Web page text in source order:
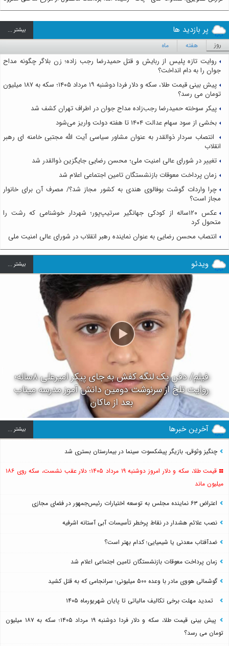
پر بازدید ها بيشتر ...
روز هفته ماه
روایت تازه پلیس از ربایش و قتل حمیدرضا رجب زاده؛ زن بلاگر چگونه مداح
جوان را به دام انداخت؟
پیش بینی قیمت طلا، سکه و دلار فردا دوشنبه ۱۹ مرداد ۱۴۰۵؛ سکه به ۱۸۷ میلیون
تومان می رسد؟
پیکر سوخته حمیدرضا رجب‌زاده مداح جوان در اطراف تهران کشف شد
بخشی از سود سهام عدالت ۱۴۰۴ تا هفته دولت واریز می‌شود
انتصاب سردار ذوالقدر به عنوان مشاور سیاسی آیت الله مجتبی خامنه ای رهبر
انقلاب
تغییر در شورای عالی امنیت ملی؛ محسن رضایی جایگزین ذوالقدر شد
زمان پرداخت معوقات بازنشستگان تامین اجتماعی اعلام شد
چرا واردات گوشت بوفالوی هندی به کشور مجاز شد؟/ مصرف آن برای خانوار
مجاز است؟
عکس ۱۲۰ساله از کودکی جهانگیر سرتیپ‌پور؛ شهردار خوشنامی که رشت را
متحول کرد
انتصاب محسن رضایی به عنوان نماینده رهبر انقلاب در شورای عالی امنیت ملی
ویدئو بيشتر ...
فیلم/ دفن یک لنگه کفش به جای پیکر امیرعلی ۸ساله؛
روایت تلخ از سرنوشت دومین دانش آموز مدرسه میناب
بعد از ماکان
آخرین خبرها بيشتر ...
چنگیز وثوقی، بازیگر پیشکسوت سینما در بیمارستان بستری شد
قیمت طلا، سکه و دلار امروز دوشنبه ۱۹ مرداد ۱۴۰۵؛ دلار عقب نشست، سکه روی ۱۸۶
میلیون ماند
اعتراض ۶۳ نماینده مجلس به توسعه اختیارات رئیس‌جمهور در فضای مجازی
نصب علائم هشدار در نقاط پرخطر تأسیسات آبی آستانه اشرفیه
ضدآفتاب‌ معدنی یا شیمیایی؛ کدام بهتر است؟
زمان پرداخت معوقات بازنشستگان تامین اجتماعی اعلام شد
گوشمالی هووی مادر با وعده ۵۰۰ میلیونی؛ سرانجامی که به قتل کشید
تمدید مهلت برخی تکالیف مالیاتی تا پایان شهریورماه ۱۴۰۵
پیش بینی قیمت طلا، سکه و دلار فردا دوشنبه ۱۹ مرداد ۱۴۰۵؛ سکه به ۱۸۷ میلیون
تومان می رسد؟